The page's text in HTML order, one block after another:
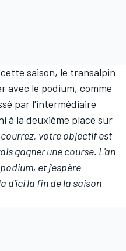
saison, le transalpin
avec le podium, comme
par l'intermédiaire
à la deuxième place sur
votre objectif est
gagner une course. L'an
et j'espère
d'ici la fin de la saison